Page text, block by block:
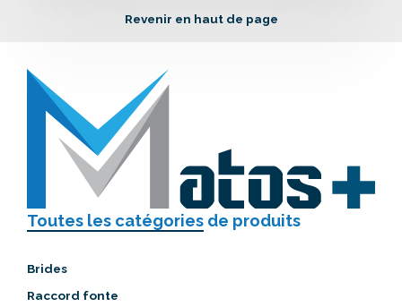
Revenir en haut de page
Toutes les catégories de produits
Brides
Raccord fonte